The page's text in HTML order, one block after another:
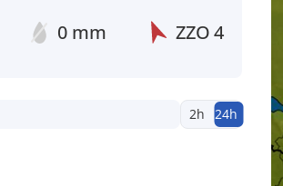
0 mm ZZO4
2h 24h